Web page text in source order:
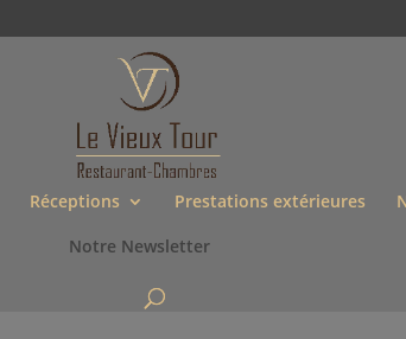
Réceptions Prestations extérieures
Notre Newsletter